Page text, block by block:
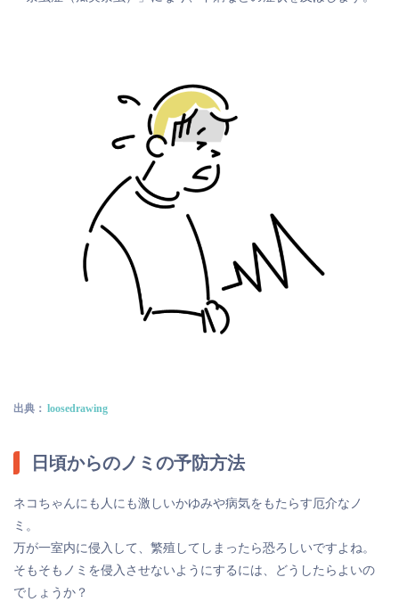
出典： loosedrawing
日頃からのノミの予防方法
ネコちゃんにも人にも激しいかゆみや病気をもたらす厄介なノ
ミ。
万が一室内に侵入して、繁殖してしまったら恐ろしいですよね。
そもそもノミを侵入させないようにするには、どうしたらよいの
でしょうか？